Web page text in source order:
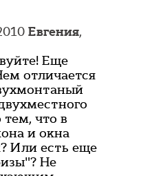
Евгения,
Еще
отличается
тем, что в
и окна
Или есть еще
Не